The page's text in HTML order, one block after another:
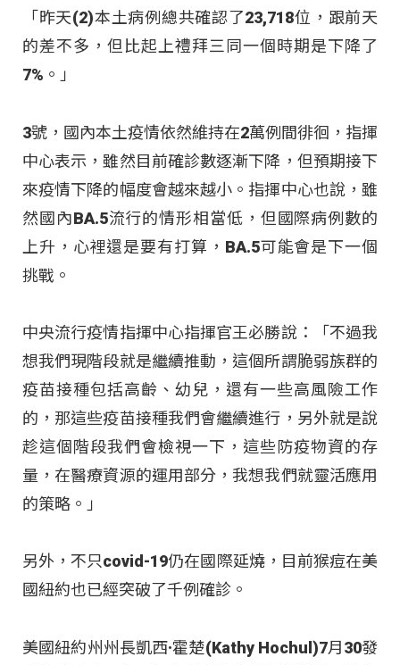
「昨天(2)本土病例總共確認了23,718位，跟前天
的差不多，但比起上禮拜三同一個時期是下降了
7%。」
3號，國內本土疫情依然維持在2萬例間徘徊，指揮
中心表示，雖然目前確診數逐漸下降，但預期接下
來疫情下降的幅度會越來越小。指揮中心也說，雖
然國內BA.5流行的情形相當低，但國際病例數的
上升，心裡還是要有打算，BA.5可能會是下一個
挑戰。
中央流行疫情指揮中心指揮官王必勝說：「不過我
想我們現階段就是繼續推動，這個所謂脆弱族群的
疫苗接種包括高齡、幼兒，還有一些高風險工作
的，那這些疫苗接種我們會繼續進行，另外就是說
趁這個階段我們會檢視一下，這些防疫物資的存
量，在醫療資源的運用部分，我想我們就靈活應用
的策略。」
另外，不只covid-19仍在國際延燒，目前猴痘在美
國紐約也已經突破了千例確診。
美國紐約州州長凱西·霍楚(Kathy Hochul)7月30發